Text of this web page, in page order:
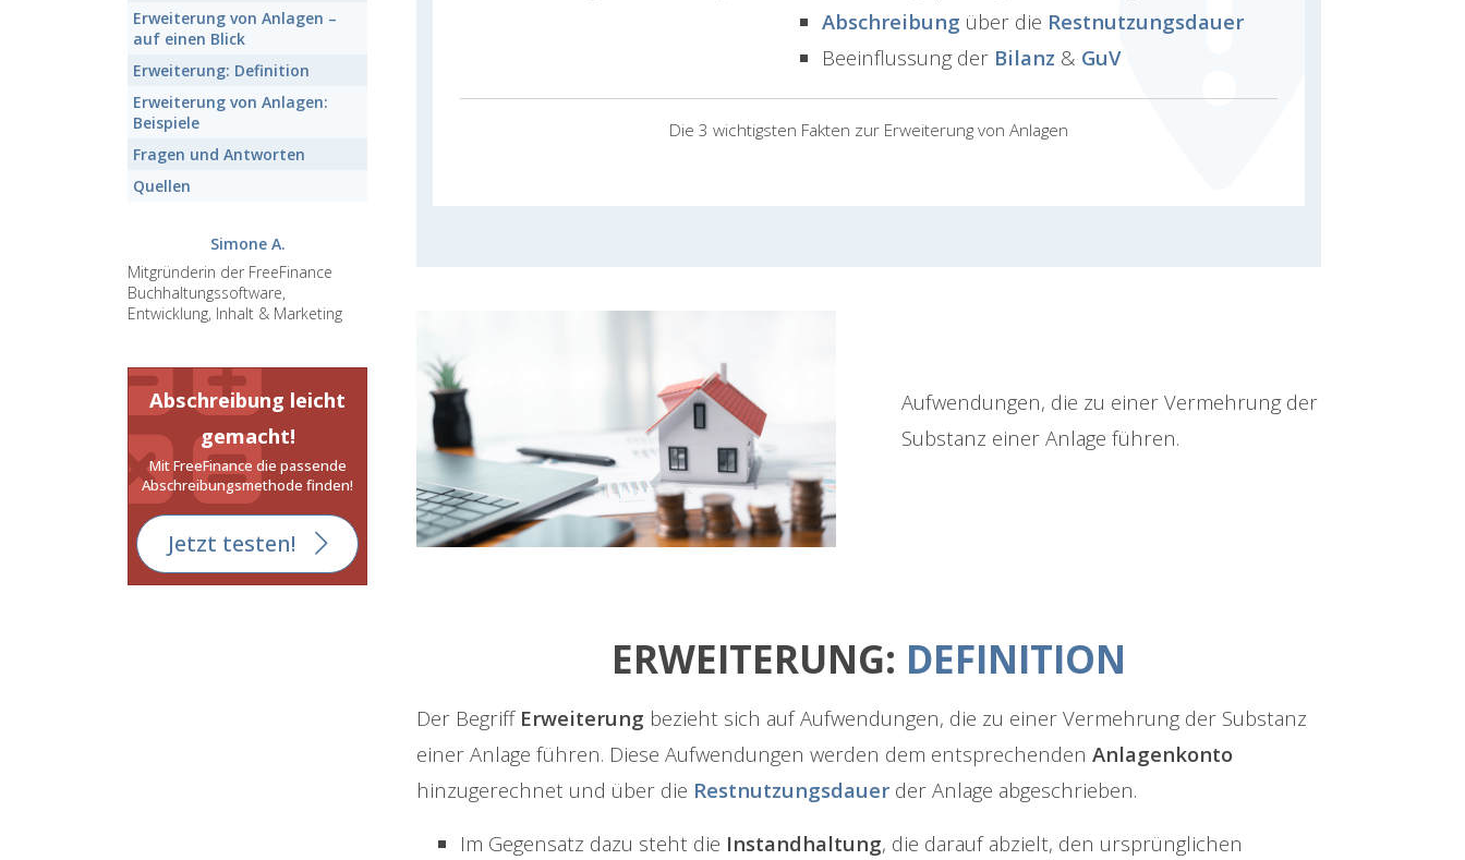
Erweiterung von Anlagen –
auf einen Blick
Erweiterung: Definition
Erweiterung von Anlagen:
Beispiele
Fragen und Antworten
Quellen
Simone A.
Mitgründerin der FreeFinance
Buchhaltungssoftware,
Entwicklung, Inhalt & Marketing
Abschreibung leicht
gemacht!
Mit FreeFinance die passende
Abschreibungsmethode finden!
Jetzt testen!
Die 3 wichtigsten Fakten zur Erweiterung von Anlagen
Abschreibung über die Restnutzungsdauer
Beeinflussung der Bilanz & GuV
Aufwendungen, die zu einer Vermehrung der
Substanz einer Anlage führen.
ERWEITERUNG: DEFINITION
Der Begriff Erweiterung bezieht sich auf Aufwendungen, die zu einer Vermehrung der Substanz
einer Anlage führen. Diese Aufwendungen werden dem entsprechenden Anlagenkonto
hinzugerechnet und über die Restnutzungsdauer der Anlage abgeschrieben.
Im Gegensatz dazu steht die Instandhaltung, die darauf abzielt, den ursprünglichen